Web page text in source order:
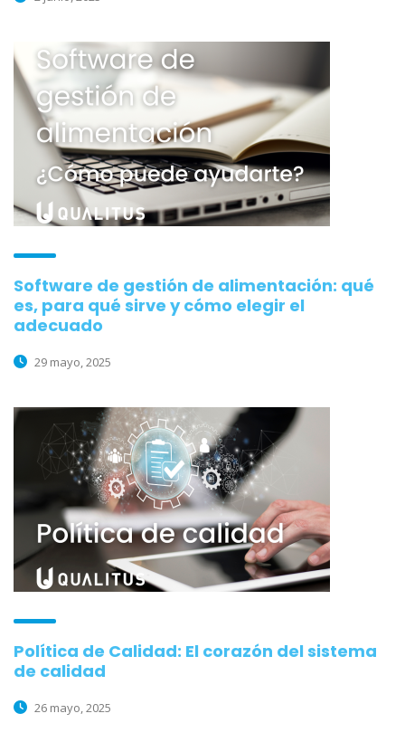
Software de gestión de alimentación: qué
es, para qué sirve y cómo elegir el
adecuado
29 mayo, 2025
Política de Calidad: El corazón del sistema
de calidad
26 mayo, 2025